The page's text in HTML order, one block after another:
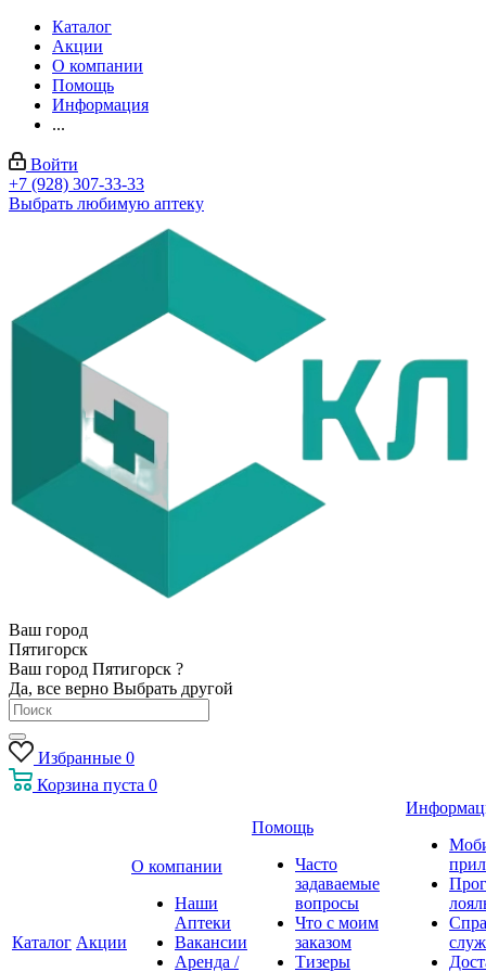
Каталог
Акции
О компании
Помощь
Информация
...
Войти
+7 (928) 307-33-33
Выбрать любимую аптеку
Ваш город
Пятигорск
Ваш город Пятигорск ?
Да, все верно Выбрать другой
Избранные 0
Корзина пуста 0
Каталог Акции
О компании
Наши
Аптеки
Вакансии
Аренда /
Помощь
Часто
задаваемые
вопросы
Что с моим
заказом
Тизеры